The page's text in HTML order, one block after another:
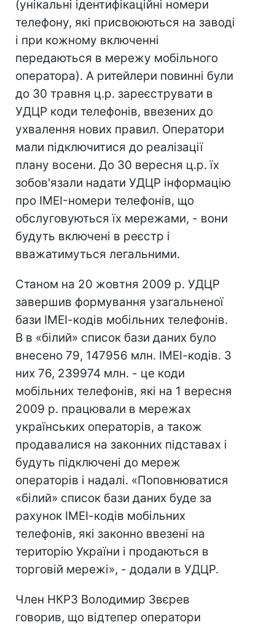
(унікальні ідентифікаційні номери
телефону, які присвоюються на заводі
і при кожному включенні
передаються в мережу мобільного
оператора). А ритейлери повинні були
до 30 травня ц.р. зареєструвати в
УДЦР коди телефонів, ввезених до
ухвалення нових правил. Оператори
мали підключитися до реалізації
плану восени. До 30 вересня ц.р. їх
зобов'язали надати УДЦР інформацію
про IMEI-номери телефонів, що
обслуговуються їх мережами, - вони
будуть включені в реєстр і
вважатимуться легальними.
Станом на 20 жовтня 2009 р. УДЦР
завершив формування узагальненої
бази ІМЕІ-кодів мобільних телефонів.
В в «білий» список бази даних було
внесено 79, 147956 млн. ІМЕІ-кодів. З
них 76, 239974 млн. - це коди
мобільних телефонів, які на 1 вересня
2009 р. працювали в мережах
українських операторів, а також
продавалися на законних підставах і
будуть підключені до мереж
операторів і надалі. «Поповнюватися
«білий» список бази даних буде за
рахунок ІМЕІ-кодів мобільних
телефонів, які законно ввезені на
територію України і продаються в
торговій мережі», - додали в УДЦР.
Член НКРЗ Володимир Звєрев
говорив, що відтепер оператори